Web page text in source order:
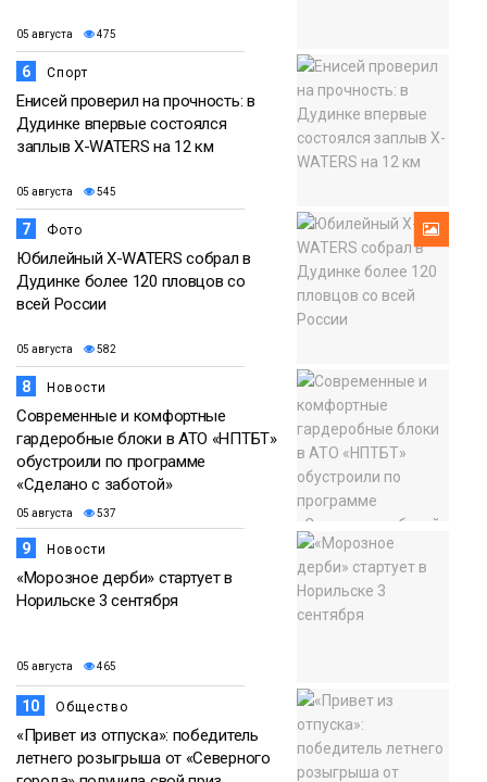
05 августа 475
6 Спорт
Енисей проверил на прочность: в
Дудинке впервые состоялся
заплыв X-WATERS на 12 км
05 августа 545
7 Фото
Юбилейный X-WATERS собрал в
Дудинке более 120 пловцов со
всей России
05 августа 582
8 Новости
Современные и комфортные
гардеробные блоки в АТО «НПТБТ»
обустроили по программе
«Сделано с заботой»
05 августа 537
9 Новости
«Морозное дерби» стартует в
Норильске 3 сентября
05 августа 465
10 Общество
«Привет из отпуска»: победитель
летнего розыгрыша от «Северного